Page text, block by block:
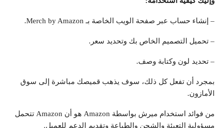
– إنشاء حساب عبر صفحة الويب الخاصة بـ Merch by Amazon.
– تحميل التصميم الخاص بك وتحديد سعر.
– تحديد لون وكتابة وصف.
بمجرد أن تفعل كل ذلك، سوف يذهب قميصك مباشرة إلى سوق
الأمازون.
من فوائد استخدام ميرش بواسطة Amazon هو أن Amazon تتحمل
مسؤولية التعبئة والشحن والطباعة وتقديم الدعم للعميل.